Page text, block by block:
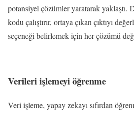
potansiyel çözümler yaratarak yaklaştı.
kodu çalıştırır, ortaya çıkan çıktıyı
seçeneği belirlemek için her çözümü
Verileri işlemeyi öğrenme
Veri işleme, yapay zekayı sıfırdan